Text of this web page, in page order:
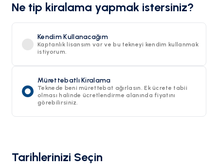
Ne tip kiralama yapmak istersiniz?
Kendim Kullanacağım
Kaptanlık lisansım var ve bu tekneyi kendim kullanmak
istiyorum.
Mürettebatlı Kiralama
Teknede beni mürettebat ağırlasın. Ek ücrete tabii
olması halinde ücretlendirme alanında fiyatını
görebilirsiniz.
Tarihlerinizi Seçin